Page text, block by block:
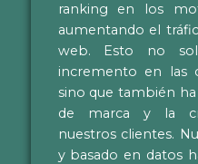
ranking en los
aumentando el
web. Esto no
incremento en las
sino que también
de marca y la
nuestros clientes.
y basado en datos